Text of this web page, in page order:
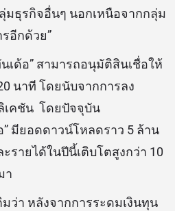
มธุรกิจอื่นๆ นอกเหนือจากกลุ่ม
อีกด้วย”
เด้อ” สามารถอนุมัติสินเชื่อให้
นาที โดยนับจากการลง
เคชัน โดยปัจจุบัน
” มียอดดาวน์โหลดราว 5 ล้าน
รายได้ในปีนี้เติบโตสูงกว่า 10
า
ว่า หลังจากการระดมเงินทุน